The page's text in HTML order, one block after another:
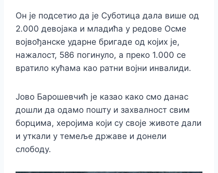
Он је подсетио да је Суботица дала више од
2.000 девојака и младића у редове Осме
војвођанске ударне бригаде од којих је,
нажалост, 586 погинуло, а преко 1.000 се
вратило кућама као ратни војни инвалиди.
Јово Барошевчић је казао како смо данас
дошли да одамо пошту и захвалност свим
борцима, херојима који су своје животе дали
и уткали у темеље државе и донели
слободу.